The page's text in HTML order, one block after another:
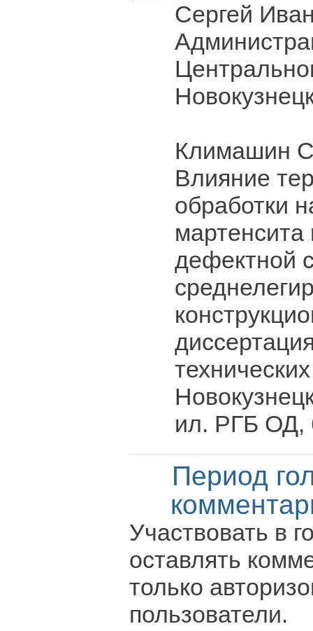
Сергей
Климашин
Влияние
обработки
дефектной
ил. РГБ ОД,
Период
Участвовать в
оставлять
только
пользователи.